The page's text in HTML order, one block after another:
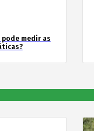
medir as